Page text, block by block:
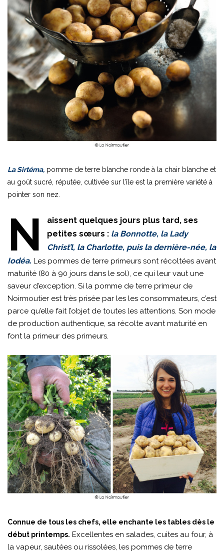
La Sirtéma, pomme de terre blanche ronde à la chair blanche et
au goût sucré, réputée, cultivée sur l’île est la première variété à
pointer son nez.
N
aissent quelques jours plus tard, ses
petites sœurs : la Bonnotte, la Lady
Christ’l, la Charlotte, puis la dernière-née, la
Iodéa. Les pommes de terre primeurs sont récoltées avant
maturité (80 à 90 jours dans le sol), ce qui leur vaut une
saveur d’exception. Si la pomme de terre primeur de
Noirmoutier est très prisée par les les consommateurs, c’est
parce qu’elle fait l’objet de toutes les attentions. Son mode
de production authentique, sa récolte avant maturité en
font la primeur des primeurs.
Connue de tous les chefs, elle enchante les tables dès le
début printemps. Excellentes en salades, cuites au four, à
la vapeur, sautées ou rissolées, les pommes de terre